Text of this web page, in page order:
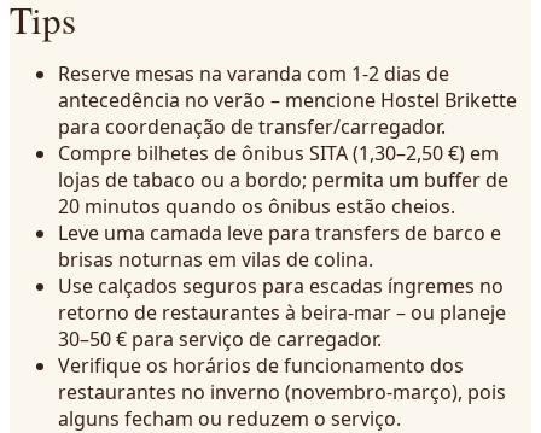
Tips
Reserve mesas na varanda com 1-2 dias de
antecedência no verão – mencione Hostel Brikette
para coordenação de transfer/carregador.
Compre bilhetes de ônibus SITA (1,30–2,50 €) em
lojas de tabaco ou a bordo; permita um buffer de
20 minutos quando os ônibus estão cheios.
Leve uma camada leve para transfers de barco e
brisas noturnas em vilas de colina.
Use calçados seguros para escadas íngremes no
retorno de restaurantes à beira-mar – ou planeje
30–50 € para serviço de carregador.
Verifique os horários de funcionamento dos
restaurantes no inverno (novembro-março), pois
alguns fecham ou reduzem o serviço.